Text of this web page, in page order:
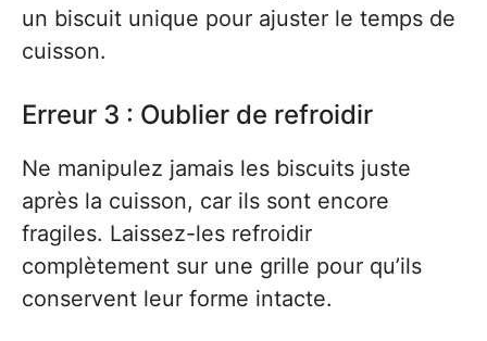
un biscuit unique pour ajuster le temps de
cuisson.
Erreur 3 : Oublier de refroidir
Ne manipulez jamais les biscuits juste
après la cuisson, car ils sont encore
fragiles. Laissez-les refroidir
complètement sur une grille pour qu’ils
conservent leur forme intacte.